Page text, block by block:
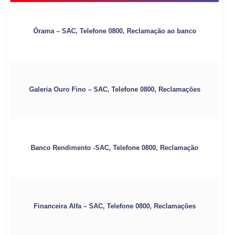
Órama – SAC, Telefone 0800, Reclamação ao banco
Galeria Ouro Fino – SAC, Telefone 0800, Reclamações
Banco Rendimento -SAC, Telefone 0800, Reclamação
Financeira Alfa – SAC, Telefone 0800, Reclamações